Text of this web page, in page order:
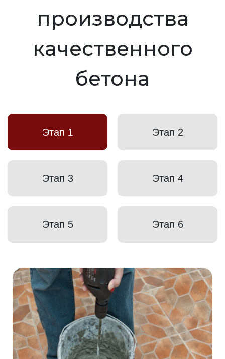
производства
качественного
бетона
Этап 1 Этап 2
Этап 3 Этап 4
Этап 5 Этап 6